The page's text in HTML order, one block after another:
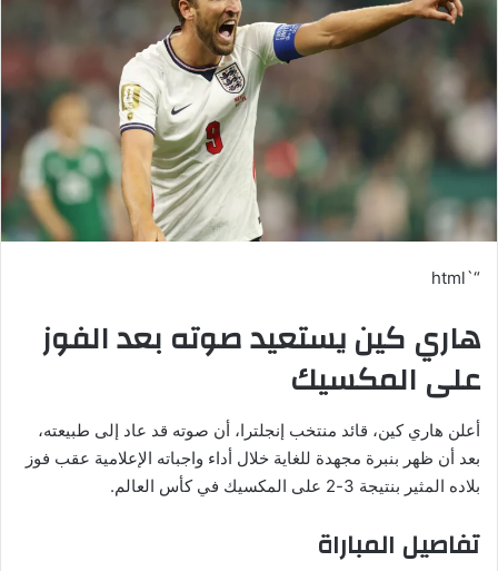
“`html
هاري كين يستعيد صوته بعد الفوز
على المكسيك
أعلن هاري كين، قائد منتخب إنجلترا، أن صوته قد عاد إلى طبيعته،
بعد أن ظهر بنبرة مجهدة للغاية خلال أداء واجباته الإعلامية عقب فوز
بلاده المثير بنتيجة 3-2 على المكسيك في كأس العالم.
تفاصيل المباراة